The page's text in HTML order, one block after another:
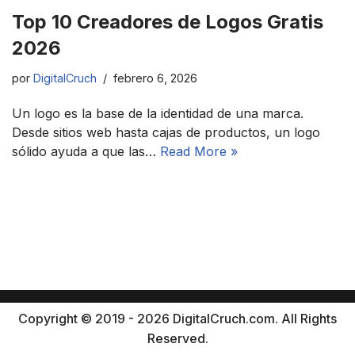
Top 10 Creadores de Logos Gratis
2026
por DigitalCruch febrero 6, 2026
Un logo es la base de la identidad de una marca.
Desde sitios web hasta cajas de productos, un logo
sólido ayuda a que las… Read More »
Copyright © 2019 - 2026 DigitalCruch.com. All Rights
Reserved.